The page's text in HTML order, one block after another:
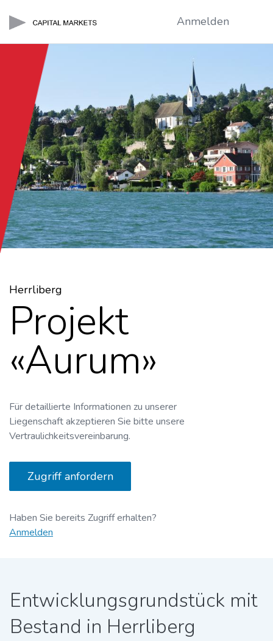
Anmelden
Herrliberg
Projekt
«Aurum»
Für detaillierte Informationen zu unserer
Liegenschaft akzeptieren Sie bitte unsere
Vertraulichkeitsvereinbarung.
Zugriff anfordern
Haben Sie bereits Zugriff erhalten?
Anmelden
Entwicklungsgrundstück mit
Bestand in Herrliberg